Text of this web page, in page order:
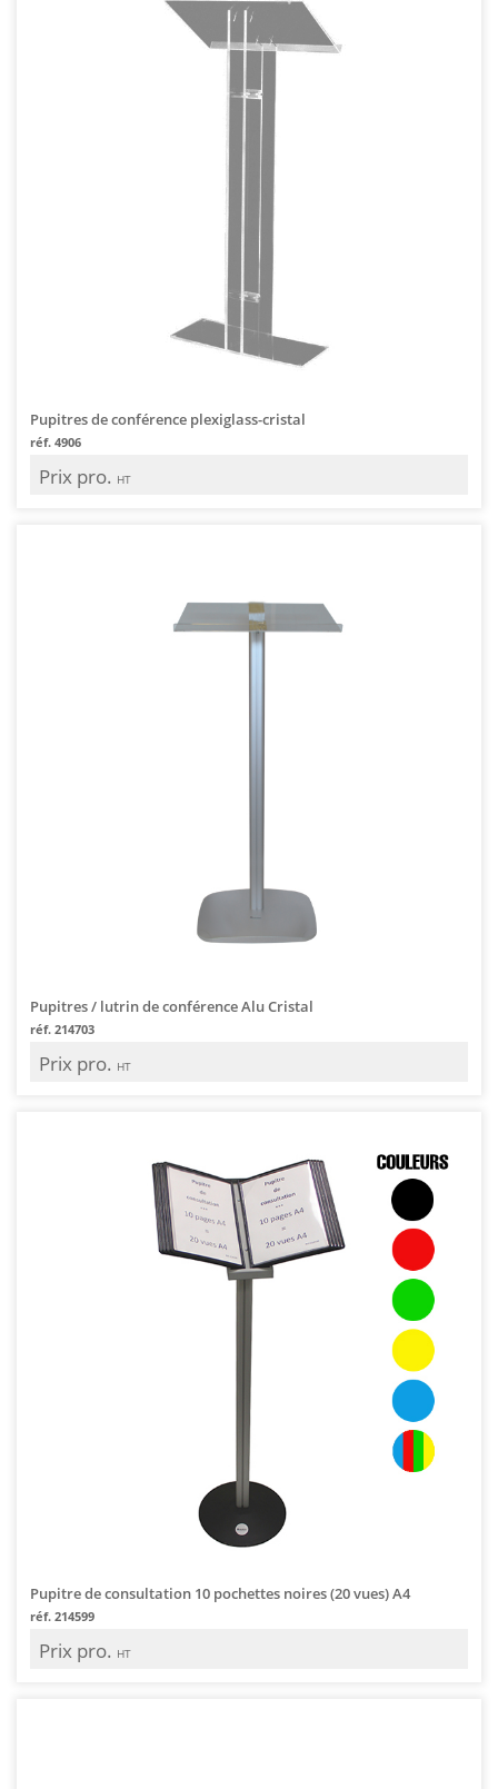
Pupitres de conférence plexiglass-cristal
réf. 4906
Prix pro. HT
Pupitres / lutrin de conférence Alu Cristal
réf. 214703
Prix pro. HT
Pupitre de consultation 10 pochettes noires (20 vues) A4
réf. 214599
Prix pro. HT